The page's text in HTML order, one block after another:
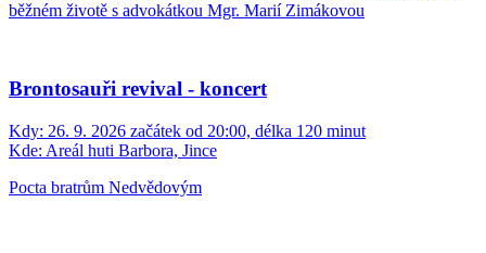
běžném životě s advokátkou Mgr. Marií Zimákovou
Brontosauři revival - koncert
Kdy: 26. 9. 2026 začátek od 20:00, délka 120 minut
Kde: Areál huti Barbora, Jince
Pocta bratrům Nedvědovým